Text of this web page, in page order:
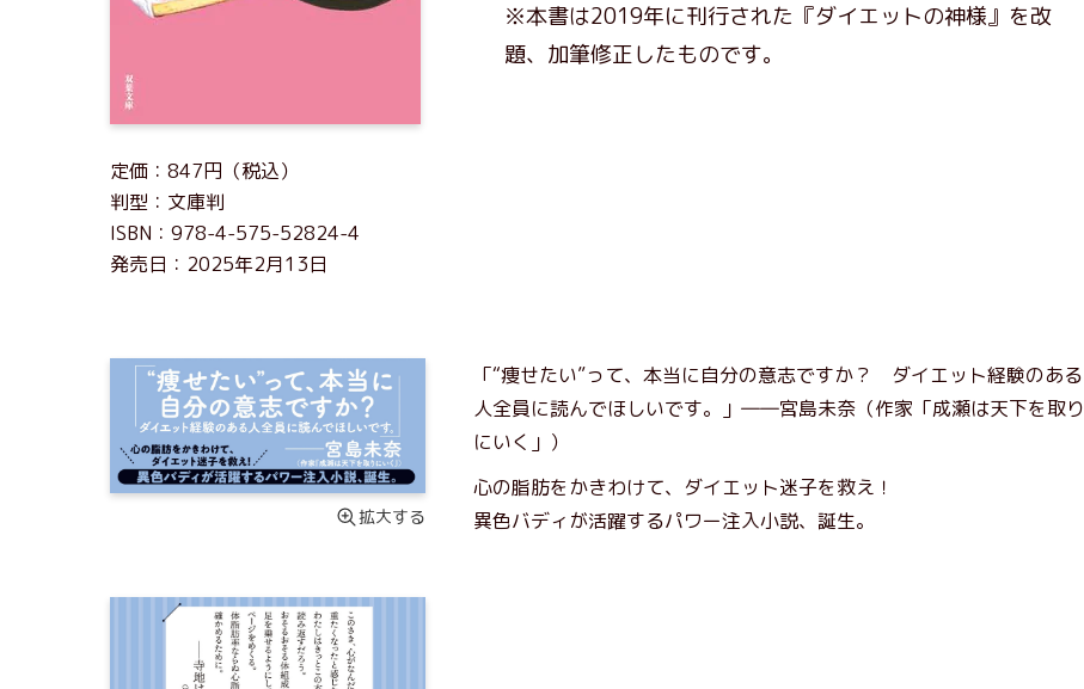
定価：847円（税込）
判型：文庫判
ISBN：978-4-575-52824-4
発売日：2025年2月13日
※本書は2019年に刊行された『ダイエットの神様』を改
題、加筆修正したものです。
拡大する
「“痩せたい”って、本当に自分の意志ですか？ ダイエット経験のある
人全員に読んでほしいです。」――宮島未奈（作家「成瀬は天下を取り
にいく」）
心の脂肪をかきわけて、ダイエット迷子を救え！
異色バディが活躍するパワー注入小説、誕生。